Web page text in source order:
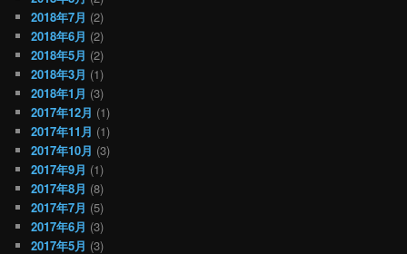
2018年7月 (2)
2018年6月 (2)
2018年5月 (2)
2018年3月 (1)
2018年1月 (3)
2017年12月 (1)
2017年11月 (1)
2017年10月 (3)
2017年9月 (1)
2017年8月 (8)
2017年7月 (5)
2017年6月 (3)
2017年5月 (3)